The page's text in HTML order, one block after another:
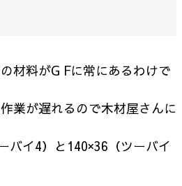
材料がG Fに常にあるわけで
業が遅れるので木材屋さんに
バイ4）と140×36（ツーバイ